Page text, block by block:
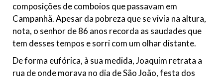
composições de comboios que passavam em
Campanhã. Apesar da pobreza que se vivia na altura,
nota, o senhor de 86 anos recorda as saudades que
tem desses tempos e sorri com um olhar distante.
De forma eufórica, à sua medida, Joaquim retrata a
rua de onde morava no dia de São João, festa dos